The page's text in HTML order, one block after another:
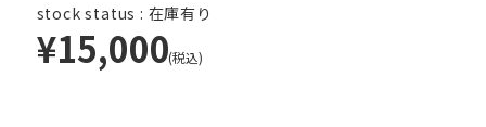
stock status : 在庫有り
¥15,000(税込)